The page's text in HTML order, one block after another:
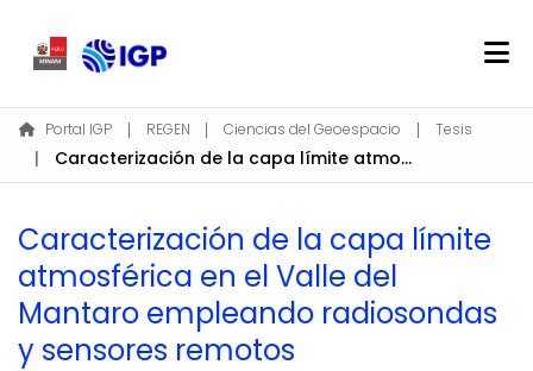
Home
About REGEN
Find
Statistics
Log In
Portal IGP REGEN Ciencias del Geoespacio Tesis
Caracterización de la capa límite atmosférica en el Valle del Mantaro empleando radiosondas y sensores remotos
Caracterización de la capa límite
atmosférica en el Valle del
Mantaro empleando radiosondas
y sensores remotos